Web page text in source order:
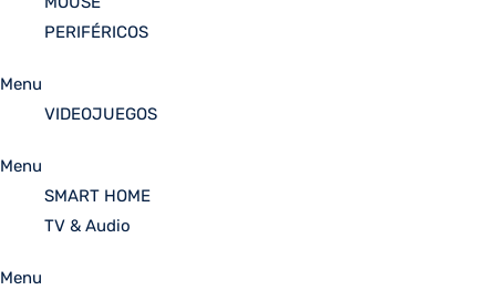
PERIFÉRICOS
Menu
VIDEOJUEGOS
Menu
SMART HOME
TV & Audio
Menu